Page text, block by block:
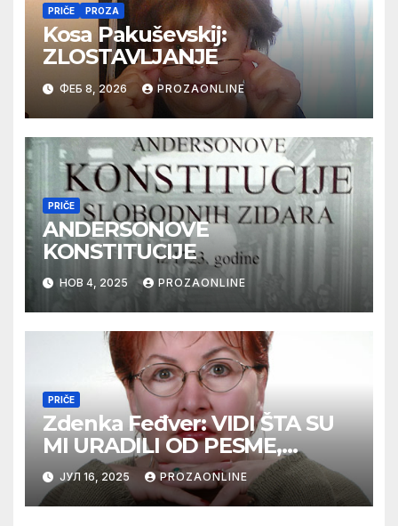
PRIČE PROZA
Kosa Pakuševskij:
ZLOSTAVLJANJE
ФЕБ 8, 2026 PROZAONLINE
PRIČE
ANDERSONOVE
KONSTITUCIJE
НОВ 4, 2025 PROZAONLINE
PRIČE
Zdenka Feđver: VIDI ŠTA SU
MI URADILI OD PESME,
MAMA*
ЈУЛ 16, 2025 PROZAONLINE